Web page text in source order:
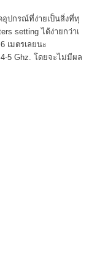
ปกรณ์ที่ง่ายเป็นสิ่งที่ทุ
setting ได้ง่ายกว่าเ
เมตรเลยนะ
5 Ghz. โดยจะไม่มีผล